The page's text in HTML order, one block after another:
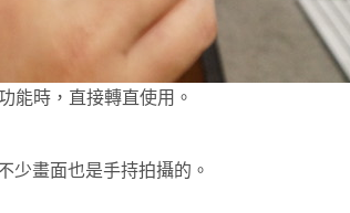
能時，直接轉直使用。
少畫面也是手持拍攝的。